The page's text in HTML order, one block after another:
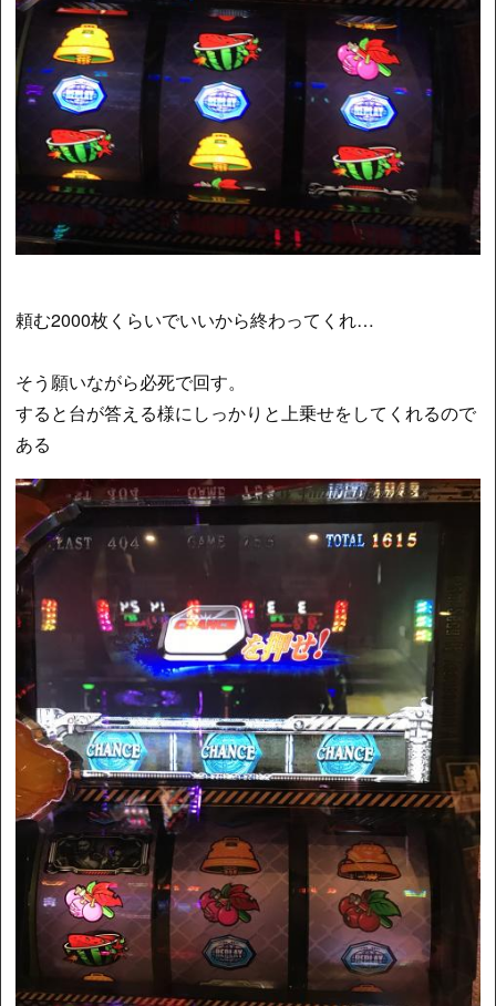
頼む2000枚くらいでいいから終わってくれ…
そう願いながら必死で回す。
すると台が答える様にしっかりと上乗せをしてくれるので
ある